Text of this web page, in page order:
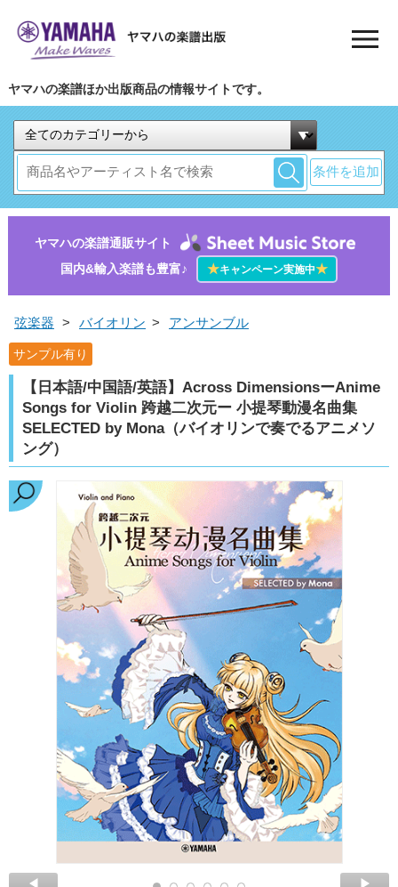
ヤマハの楽譜ほか出版商品の情報サイトです。
条件を追加
ヤマハの楽譜通販サイト
国内&輸入楽譜も豊富♪
★キャンペーン実施中★
弦楽器 > バイオリン > アンサンブル
サンプル有り
【日本語/中国語/英語】Across DimensionsーAnime
Songs for Violin 跨越二次元ー 小提琴動漫名曲集
SELECTED by Mona（バイオリンで奏でるアニメソ
ング）